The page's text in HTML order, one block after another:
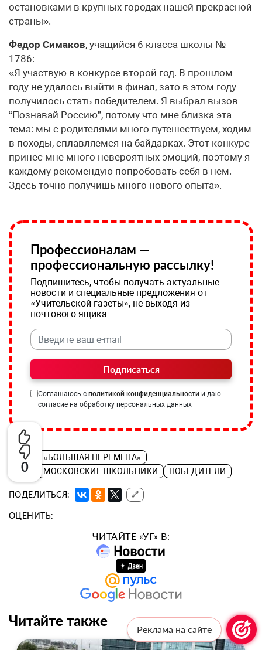
0
остановками в крупных городах нашей прекрасной
страны».
Федор Симаков, учащийся 6 класса школы №
1786:
«Я участвую в конкурсе второй год. В прошлом
году не удалось выйти в финал, зато в этом году
получилось стать победителем. Я выбрал вызов
“Познавай Россию”, потому что мне близка эта
тема: мы с родителями много путешествуем, ходим
в походы, сплавляемся на байдарках. Этот конкурс
принес мне много невероятных эмоций, поэтому я
каждому рекомендую попробовать себя в нем.
Здесь точно получишь много нового опыта».
Профессионалам —
профессиональную рассылку!
Подпишитесь, чтобы получать актуальные
новости и специальные предложения от
«Учительской газеты», не выходя из
почтового ящика
Подписаться
Соглашаюсь с политикой конфиденциальности и даю
согласие на обработку персональных данных
ТЭГИ:
«БОЛЬШАЯ ПЕРЕМЕНА»
МОСКОВСКИЕ ШКОЛЬНИКИ
ПОБЕДИТЕЛИ
ПОДЕЛИТЬСЯ: 🔗
ОЦЕНИТЬ:
ЧИТАЙТЕ «УГ» В:
Читайте также
Реклама на сайте